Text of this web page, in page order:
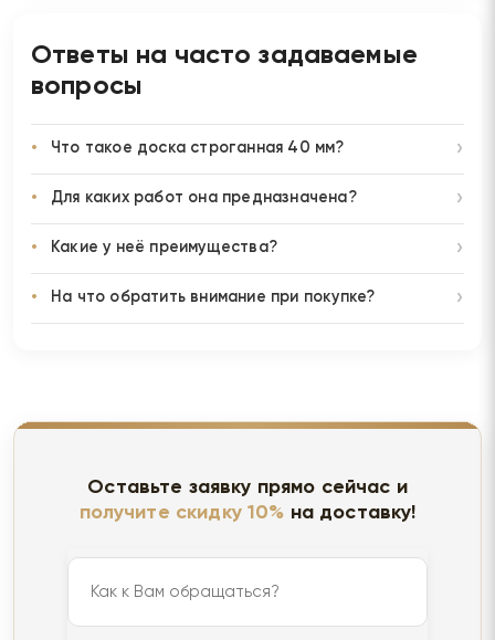
Ответы на часто задаваемые
вопросы
Что такое доска строганная 40 мм?
Для каких работ она предназначена?
Какие у неё преимущества?
На что обратить внимание при покупке?
Оставьте заявку прямо сейчас и
получите скидку 10% на доставку!